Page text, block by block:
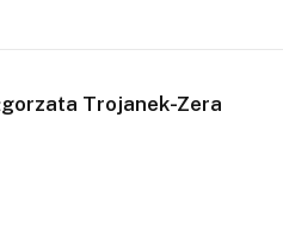
Trojanek-Zera